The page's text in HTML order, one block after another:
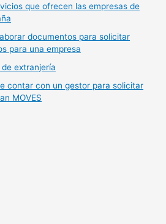
que ofrecen las empresas de
documentos para solicitar
para una empresa
extranjería
contar con un gestor para solicitar
MOVES